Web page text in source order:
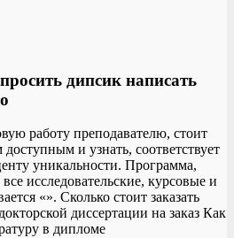
дипсик написать
работу преподавателю, стоит
и узнать, соответствует
уникальности. Программа,
исследовательские, курсовые и
«». Сколько стоит заказать
диссертации на заказ Как
в дипломе